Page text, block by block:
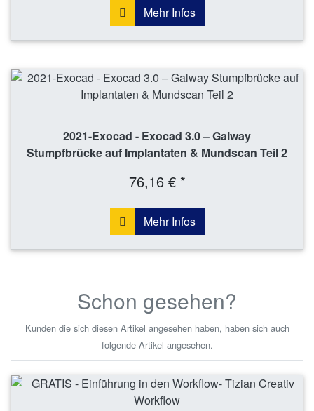
Mehr Infos
2021-Exocad - Exocad 3.0 – Galway
Stumpfbrücke auf Implantaten & Mundscan Teil 2
76,16 € *
Mehr Infos
Schon gesehen?
Kunden die sich diesen Artikel angesehen haben, haben sich auch
folgende Artikel angesehen.